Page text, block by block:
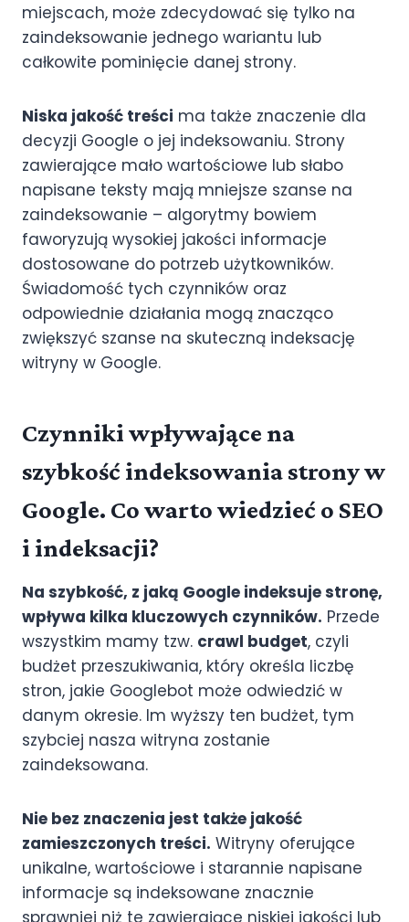
miejscach, może zdecydować się tylko na
zaindeksowanie jednego wariantu lub
całkowite pominięcie danej strony.
Niska jakość treści ma także znaczenie dla
decyzji Google o jej indeksowaniu. Strony
zawierające mało wartościowe lub słabo
napisane teksty mają mniejsze szanse na
zaindeksowanie – algorytmy bowiem
faworyzują wysokiej jakości informacje
dostosowane do potrzeb użytkowników.
Świadomość tych czynników oraz
odpowiednie działania mogą znacząco
zwiększyć szanse na skuteczną indeksację
witryny w Google.
Czynniki wpływające na
szybkość indeksowania strony w
Google. Co warto wiedzieć o SEO
i indeksacji?
Na szybkość, z jaką Google indeksuje stronę,
wpływa kilka kluczowych czynników. Przede
wszystkim mamy tzw. crawl budget, czyli
budżet przeszukiwania, który określa liczbę
stron, jakie Googlebot może odwiedzić w
danym okresie. Im wyższy ten budżet, tym
szybciej nasza witryna zostanie
zaindeksowana.
Nie bez znaczenia jest także jakość
zamieszczonych treści. Witryny oferujące
unikalne, wartościowe i starannie napisane
informacje są indeksowane znacznie
sprawniej niż te zawierające niskiej jakości lub